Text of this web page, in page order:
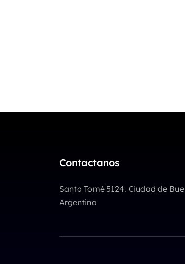
Contactanos
Santo Tomé 5124. Ciudad de
Argentina